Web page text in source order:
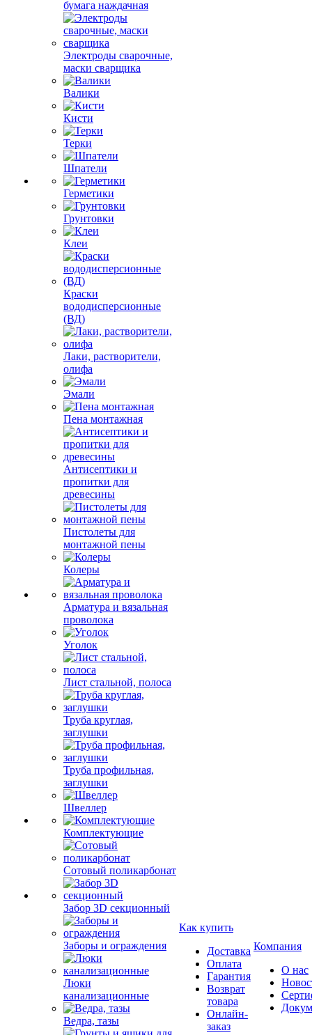
бумага наждачная
Электроды сварочные,
маски сварщика
Валики
Кисти
Терки
Шпатели
Герметики
Грунтовки
Клеи
Краски
вододисперсионные
(ВД)
Лаки, растворители,
олифа
Эмали
Пена монтажная
Антисептики и
пропитки для
древесины
Пистолеты для
монтажной пены
Колеры
Арматура и вязальная
проволока
Уголок
Лист стальной, полоса
Труба круглая,
заглушки
Труба профильная,
заглушки
Швеллер
Комплектующие
Сотовый поликарбонат
Забор 3D секционный
Заборы и ограждения
Люки
канализационные
Ведра, тазы
Как купить
Доставка
Оплата
Гарантия
Возврат
товара
Онлайн-
заказ
Компания
О нас